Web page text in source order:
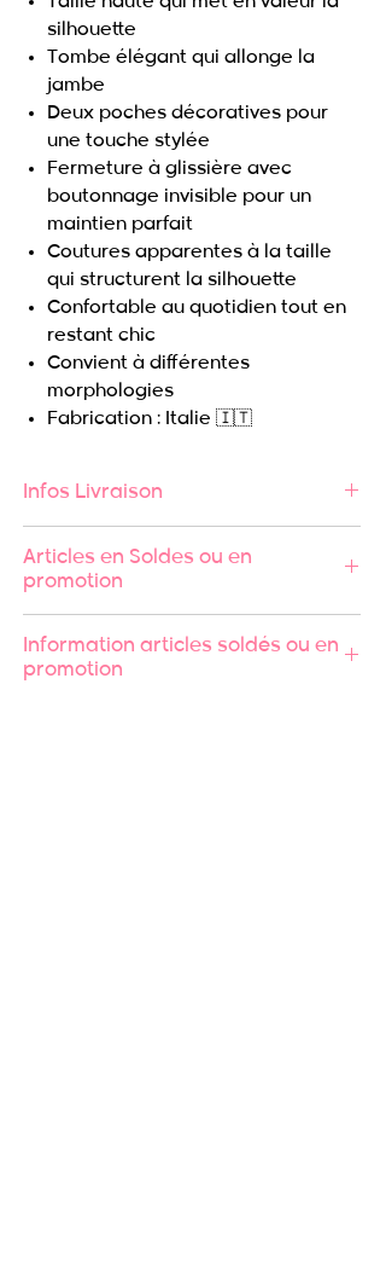
silhouette
Tombe élégant qui allonge la
jambe
Deux poches décoratives pour
une touche stylée
Fermeture à glissière avec
boutonnage invisible pour un
maintien parfait
Coutures apparentes à la taille
qui structurent la silhouette
Confortable au quotidien tout en
restant chic
Convient à différentes
morphologies
Fabrication : Italie 🇮🇹
Infos Livraison
🔄 Retours acceptés
💳 Paiement en plusieurs fois
📦 Livraison offerte dès 99€ en
Mondial Relay
Articles en Soldes ou en
promotion
en promotion ne sont ni repris, ni
échangés, conformément à nos
Information articles soldés ou en
promotion